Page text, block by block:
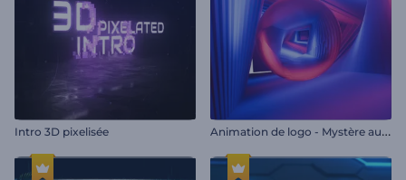
Intro 3D pixelisée A
nimation de logo - Mystère au néon